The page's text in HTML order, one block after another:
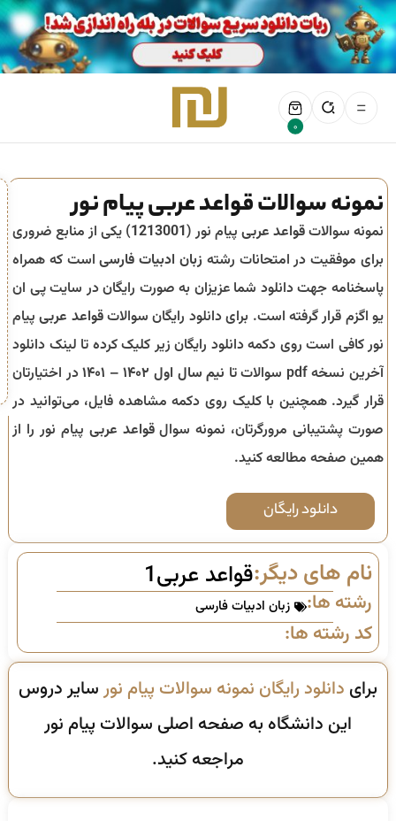
0
نمونه سوالات قواعد عربی پیام نور
نمونه سوالاتقواعد عربی پیام نور (1213001) یکی از منابع ضروری
برای موفقیت در امتحانات رشته زبان ادبیات فارسیاست که همراه
پاسخنامه جهت دانلود شما عزیزان به صورت رایگان در سایت پی ان
یو اگزم قرار گرفته است. برای دانلود رایگان سوالاتقواعد عربیپیام
نور کافی است روی دکمه دانلود رایگان زیر کلیک کرده تا لینک دانلود
آخرین نسخه pdf سوالات تا
نیم سال اول ۱۴۰۲ – ۱۴۰۱
در اختیارتان
قرار گیرد. همچنین با کلیک روی دکمه مشاهده فایل، می‌توانید در
صورت پشتیبانی مرورگرتان، نمونه سوالقواعد عربی پیام نور را از
همین صفحه مطالعه کنید.
دانلود رایگان
نام های دیگر:قواعد عربی1
رشته ها: زبان ادبیات فارسی
کد رشته ها:
برای دانلود رایگان نمونه سوالات پیام نورسایر دروس
این دانشگاه به صفحه اصلی سوالات پیام نور
مراجعه کنید.